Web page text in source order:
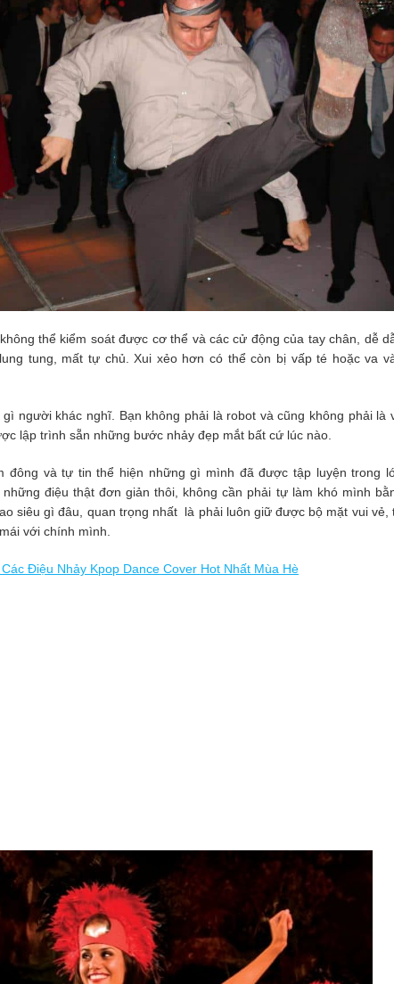
thể kiểm soát được cơ thể và các cử động của tay chân, dễ
tung, mất tự chủ. Xui xẻo hơn có thể còn bị vấp té hoặc va
người khác nghĩ. Bạn không phải là robot và cũng không phải là
lập trình sẵn những bước nhảy đẹp mắt bất cứ lúc nào.
đông và tự tin thể hiện những gì mình đã được tập luyện trong
điệu thật đơn giản thôi, không cần phải tự làm khó mình
siêu gì đâu, quan trọng nhất là phải luôn giữ được bộ mặt vui vẻ,
với chính mình.
Điệu Nhảy Kpop Dance Cover Hot Nhất Mùa Hè